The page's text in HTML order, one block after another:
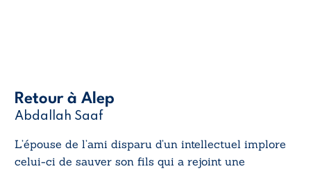
Retour à Alep
Abdallah Saaf
L’épouse de l’ami disparu d’un intellectuel implore
celui-ci de sauver son fils qui a rejoint une